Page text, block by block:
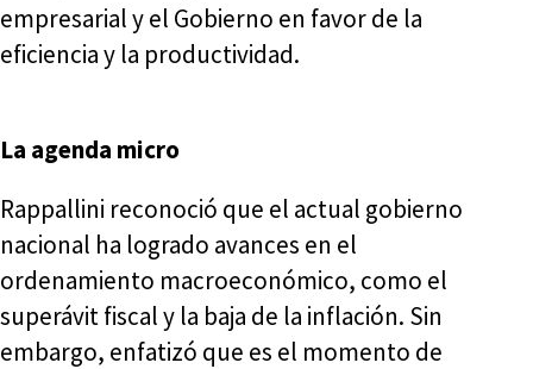
empresarial y el Gobierno en favor de la
eficiencia y la productividad.
La agenda micro
Rappallini reconoció que el actual gobierno
nacional ha logrado avances en el
ordenamiento macroeconómico, como el
superávit fiscal y la baja de la inflación. Sin
embargo, enfatizó que es el momento de